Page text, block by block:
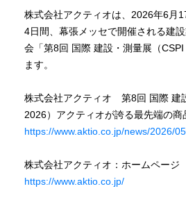
株式会社アクティオは、2026年6月
4日間、幕張メッセで開催される建
会「第8回 国際 建設・測量展（
ます。
株式会社アクティオ 第8回 国際 建
2026）アクティオが誇る最先端の商
https://www.aktio.co.jp/news/2026/
株式会社アクティオ：ホームページ
https://www.aktio.co.jp/